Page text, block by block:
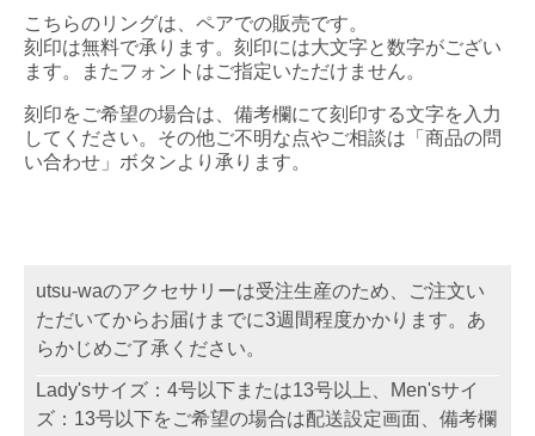
こちらのリングは、ペアでの販売です。
刻印は無料で承ります。刻印には大文字と数字がござい
ます。またフォントはご指定いただけません。
刻印をご希望の場合は、備考欄にて刻印する文字を入力
してください。その他ご不明な点やご相談は「商品の問
い合わせ」ボタンより承ります。
utsu-waのアクセサリーは受注生産のため、ご注文い
ただいてからお届けまでに3週間程度かかります。あ
らかじめご了承ください。
Lady'sサイズ：4号以下または13号以上、Men'sサイ
ズ：13号以下をご希望の場合は配送設定画面、備考欄